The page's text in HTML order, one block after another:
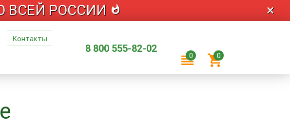
ВСЕЙ РОССИИ whatshot ×
Контакты
8 800 555-82-02
reorder
0 shopping_cart
0